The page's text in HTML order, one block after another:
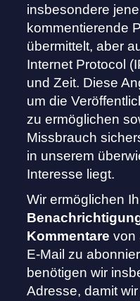
insbesondere
kommentierende
übermittelt, aber
Internet Protocol
und Zeit. Diese
um die
zu ermöglichen
Missbrauch
in unserem
Interesse liegt.
Wir ermöglichen
Kommentare von
E-Mail zu
benötigen wir
Adresse, damit